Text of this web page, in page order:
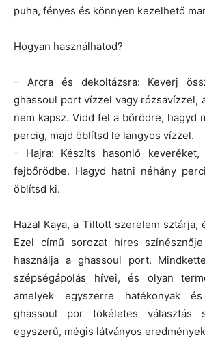
puha, fényes és könnyen kezelhető
Hogyan használhatod?
– Arcra és dekoltázsra: Keverj
ghassoul port vízzel vagy rózsavízzel,
nem kapsz. Vidd fel a bőrödre, hagyd
percig, majd öblítsd le langyos vízzel.
– Hajra: Készíts hasonló
fejbőrödbe. Hagyd hatni néhány
öblítsd ki.
Hazal Kaya, a Tiltott szerelem sztárja,
Ezel című sorozat híres
használja a ghassoul port.
szépségápolás hívei, és olyan
amelyek egyszerre hatékonyak
ghassoul por tökéletes választás
egyszerű, mégis látványos